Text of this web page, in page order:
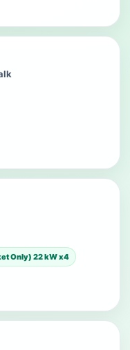
Only) 22 kW x4